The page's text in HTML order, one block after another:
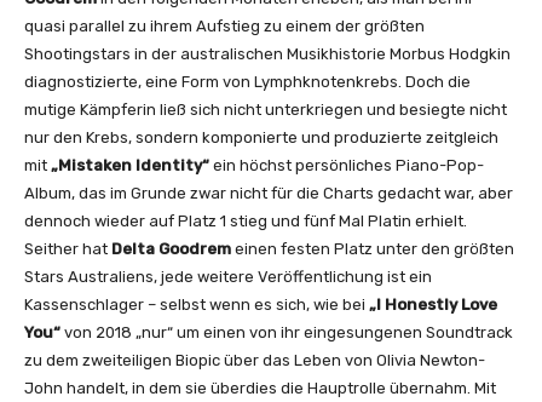
quasi parallel zu ihrem Aufstieg zu einem der größten
Shootingstars in der australischen Musikhistorie Morbus Hodgkin
diagnostizierte, eine Form von Lymphknotenkrebs. Doch die
mutige Kämpferin ließ sich nicht unterkriegen und besiegte nicht
nur den Krebs, sondern komponierte und produzierte zeitgleich
mit „Mistaken Identity“ ein höchst persönliches Piano-Pop-
Album, das im Grunde zwar nicht für die Charts gedacht war, aber
dennoch wieder auf Platz 1 stieg und fünf Mal Platin erhielt.
Seither hat Delta Goodrem einen festen Platz unter den größten
Stars Australiens, jede weitere Veröffentlichung ist ein
Kassenschlager – selbst wenn es sich, wie bei „I Honestly Love
You“ von 2018 „nur“ um einen von ihr eingesungenen Soundtrack
zu dem zweiteiligen Biopic über das Leben von Olivia Newton-
John handelt, in dem sie überdies die Hauptrolle übernahm. Mit